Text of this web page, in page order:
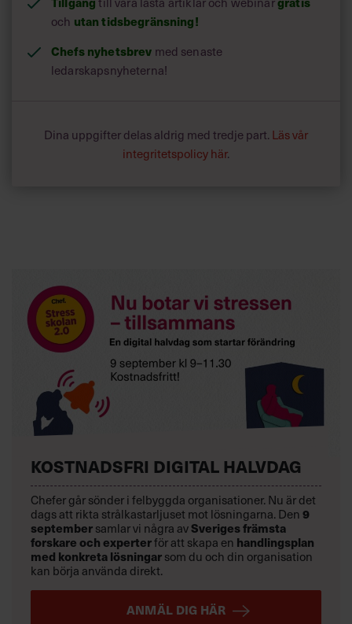
och utan tidsbegränsning!
Chefs nyhetsbrev med senaste
ledarskapsnyheterna!
Dina uppgifter delas aldrig med tredje part. Läs vår
integritetspolicy här.
KOSTNADSFRI DIGITAL HALVDAG
Chefer går sönder i felbyggda organisationer. Nu är det
dags att rikta strålkastarljuset mot lösningarna. Den 9
september samlar vi några av Sveriges främsta
forskare och experterför att skapa en handlingsplan
med konkreta lösningar som du och din organisation
kan börja använda direkt.
ANMÄL DIG HÄR